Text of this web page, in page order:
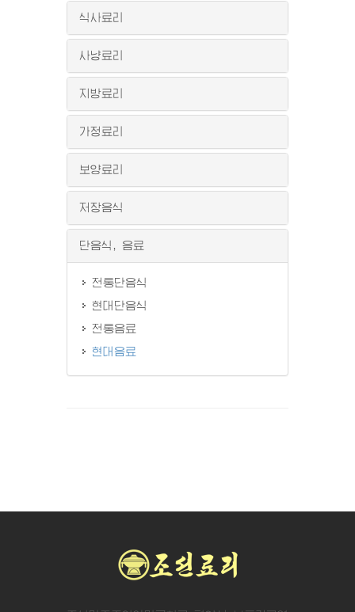
식사료리
사냥료리
지방료리
가정료리
보양료리
저장음식
단음식, 음료
전통단음식
현대단음식
전통음료
현대음료